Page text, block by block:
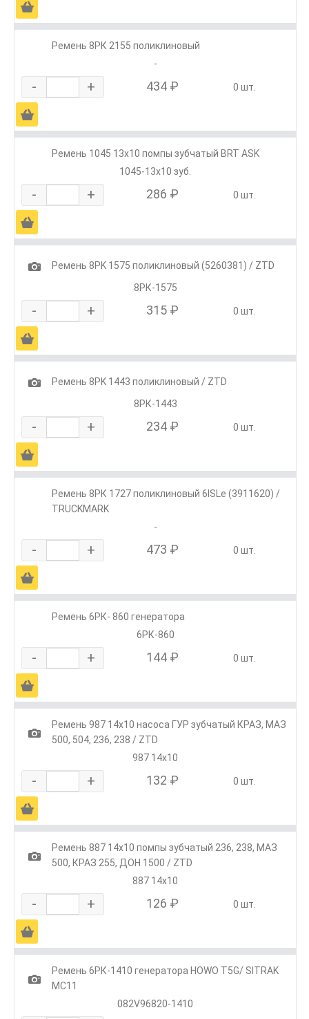
Ä
Ремень 8РК 2155 поликлиновый
-
- + 434 ₽ 0 шт.
Ä
Ремень 1045 13х10 помпы зубчатый BRT ASK
1045-13x10 зуб.
- + 286 ₽ 0 шт.
Ä
1
Ремень 8РK 1575 поликлиновый (5260381) / ZTD
8РК-1575
- + 315 ₽ 0 шт.
Ä
1
Ремень 8РK 1443 поликлиновый / ZTD
8РК-1443
- + 234 ₽ 0 шт.
Ä
Ремень 8РК 1727 поликлиновый 6ISLe (3911620) /
TRUCKMARK
-
- + 473 ₽ 0 шт.
Ä
Ремень 6РК- 860 генератора
6РК-860
- + 144 ₽ 0 шт.
Ä
1
Ремень 987 14х10 насоса ГУР зубчатый КРАЗ, МАЗ
500, 504, 236, 238 / ZTD
987 14х10
- + 132 ₽ 0 шт.
Ä
1
Ремень 887 14х10 помпы зубчатый 236, 238, МАЗ
500, КРАЗ 255, ДОН 1500 / ZTD
887 14х10
- + 126 ₽ 0 шт.
Ä
1
Ремень 6РК-1410 генератора HOWO T5G/ SITRAK
МС11
082V96820-1410